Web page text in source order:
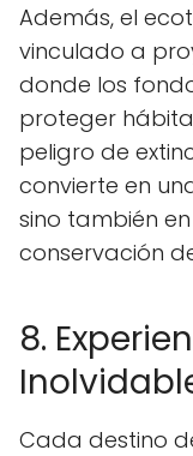
Además, el
vinculado a
donde los
proteger
peligro de
convierte en
sino también
conservación
8.
Cada destino